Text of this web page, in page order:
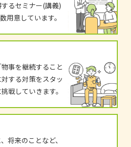
るセミナー(講義)
用意しています。
物事を継続すること
する対策をスタッ
戦していきます。
将来のことなど、